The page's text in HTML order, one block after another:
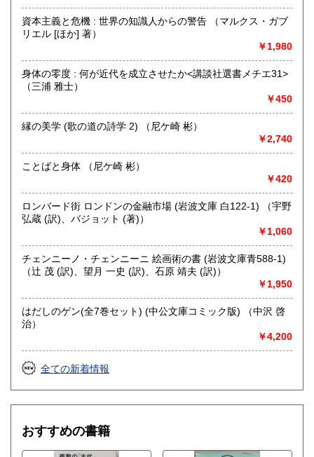
にお問い合わせください。出張費は、無料です。
哲学宗教、歴史、社会科学、自然科学、美術工芸、趣味、外
国書、サブカルチャー、古書一般（その他）
オールジャンル
資本主義と危機 : 世界の知識人からの警告 （マルクス・ガブ
リエル [ほか] 著）
￥1,980
身体の零度 : 何が近代を成立させたか<講談社選書メチエ31>
（三浦 雅士）
￥450
縁の美学 (歌の道の詩学 2) （尼ケ崎 彬）
￥2,740
ことばと身体 （尼ケ崎 彬）
￥420
ロンバード街 ロンドンの金融市場 (岩波文庫 白122-1) （宇野
弘蔵 (訳)、バジョット (著)）
￥1,060
チェンニーノ・チェンニーニ 絵画術の書 (岩波文庫青588-1)
（辻 茂 (訳)、望月 一史 (訳)、石原 靖夫 (訳)）
￥1,950
はだしのゲン(全7巻セット) (中公文庫コミック版) （中沢 啓
治）
￥4,200
全ての新着情報
おすすめの書籍